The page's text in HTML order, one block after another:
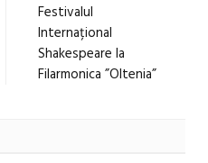
Festivalul
Internațional
Shakespeare la
Filarmonica ”Oltenia”